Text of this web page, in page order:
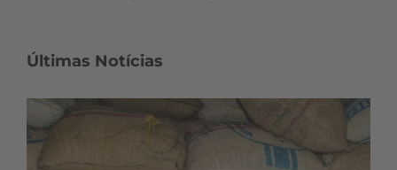
Últimas Notícias